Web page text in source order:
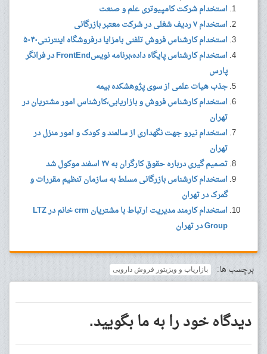
استخدام شرکت کامپیوتری علم و صنعت
استخدام ۷ ردیف شغلی در شرکت معتبر بازرگانی
استخدام کارشناس فروش تلفنی بامزایا درفروشگاه اینترنتی۵۰۴۰
استخدام کارشناس پایگاه داده،برنامه نویسFrontEnd در فرانگر
پارس
جذب هیات علمی از سوی پژوهشکده بیمه
استخدام کارشناس فروش و بازاریابی،کارشناس امور مشتریان در
تهران
استخدام نیرو جهت نگهداری از سالمند و کودک و امور منزل در
تهران
تصمیم گیری درباره حقوق کارگران به ۲۷ اسفند موکول شد
استخدام کارشناس بازرگانی مسلط به سازمان تنظیم مقررات و
گمرک در تهران
استخدام کارمند مدیریت ارتباط با مشتریان crm خانم در LTZ
Group در تهران
برچسب ها: بازاریاب و ویزیتور فروش دارویی
دیدگاه خود را به ما بگویید.